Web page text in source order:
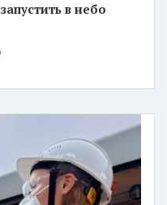
в небо